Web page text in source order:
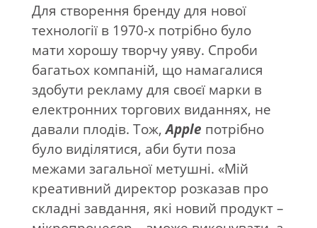
Для створення бренду для нової
технології в 1970-х потрібно було
мати хорошу творчу уяву. Спроби
багатьох компаній, що намагалися
здобути рекламу для своєї марки в
електронних торгових виданнях, не
давали плодів. Тож,Apple потрібно
було виділятися, аби бути поза
межами загальної метушні. «Мій
креативний директор розказав про
складні завдання, які новий продукт –